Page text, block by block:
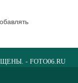
- FOTO06.RU